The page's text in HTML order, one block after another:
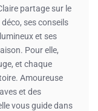
partage sur le
ses conseils
et ses
Pour elle,
et chaque
Amoureuse
et des
vous guide dans